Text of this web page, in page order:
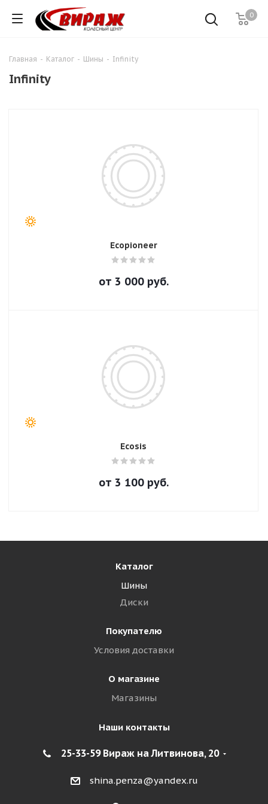
0
Главная - Каталог - Шины - Infinity
Infinity
Ecopioneer
от 3 000руб.
Ecosis
от 3 100руб.
Каталог
Шины
Диски
Покупателю
Условия доставки
О магазине
Магазины
Наши контакты
25-33-59 Вираж на Литвинова, 20
shina.penza@yandex.ru